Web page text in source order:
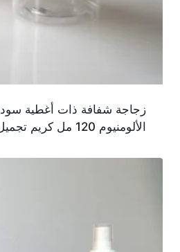
زجاجة شفافة ذات أغطية
الألومنيوم 120 مل كريم تجميل للوجه 120 مل